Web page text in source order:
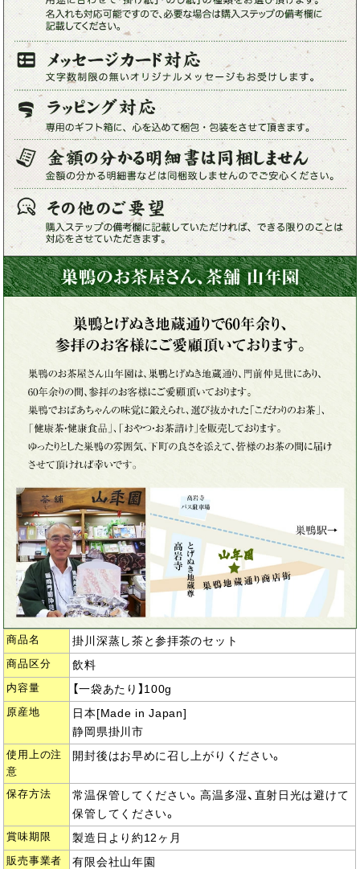
商品名 掛川深蒸し茶と参拝茶のセット
商品区分 飲料
内容量 【一袋あたり】100g
原産地
日本[Made in Japan]
静岡県掛川市
使用上の注
意
開封後はお早めに召し上がりください。
保存方法
常温保管してください。高温多湿、直射日光は避けて
保管してください。
賞味期限 製造日より約12ヶ月
販売事業者
有限会社山年園